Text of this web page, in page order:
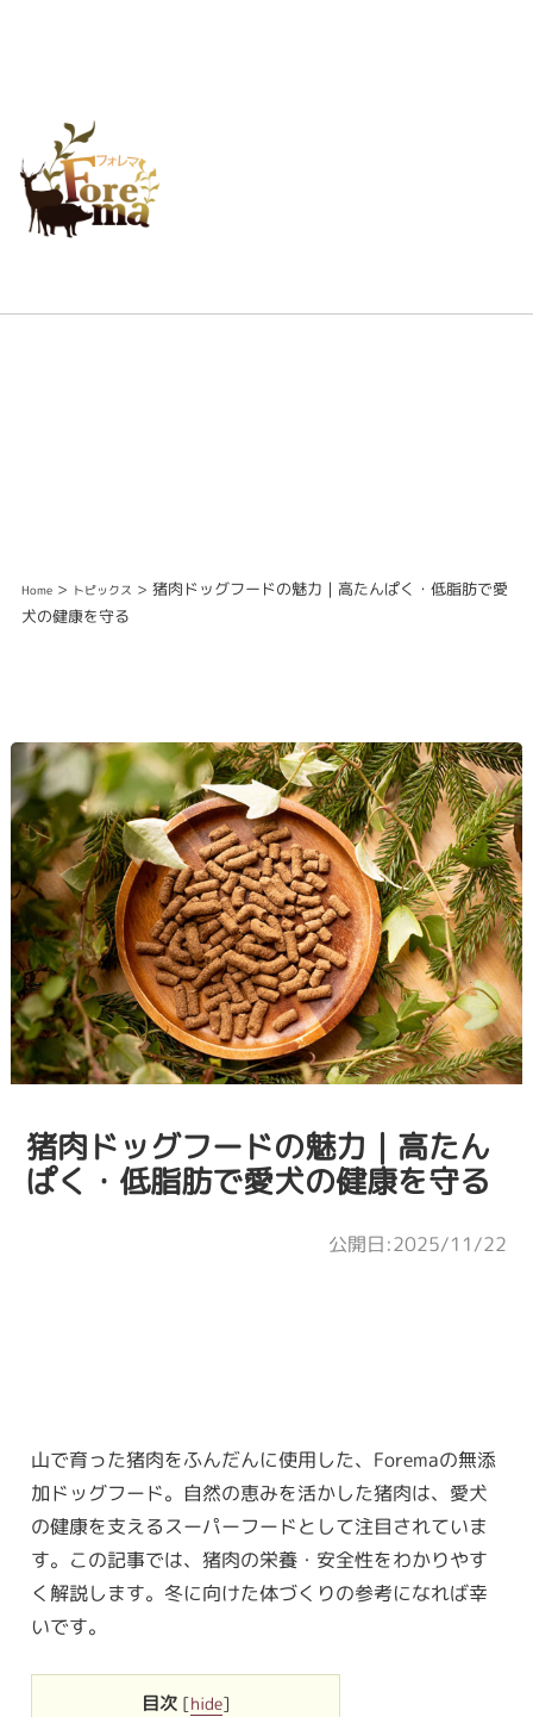
Home> トピックス > 猪肉ドッグフードの魅力｜高たんぱく・低脂肪で愛
犬の健康を守る
猪肉ドッグフードの魅力｜高たん
ぱく・低脂肪で愛犬の健康を守る
公開日:2025/11/22
山で育った猪肉をふんだんに使用した、Foremaの無添
加ドッグフード。自然の恵みを活かした猪肉は、愛犬
の健康を支えるスーパーフードとして注目されていま
す。この記事では、猪肉の栄養・安全性をわかりやす
く解説します。冬に向けた体づくりの参考になれば幸
いです。
目次 [hide]